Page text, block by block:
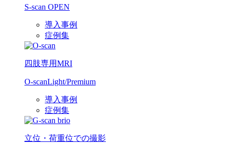
S-scan OPEN
導入事例
症例集
四肢専用MRI
O-scanLight/Premium
導入事例
症例集
立位・荷重位での撮影